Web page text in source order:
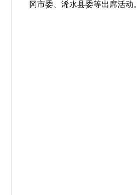
冈市委、浠水县委等出席活动。